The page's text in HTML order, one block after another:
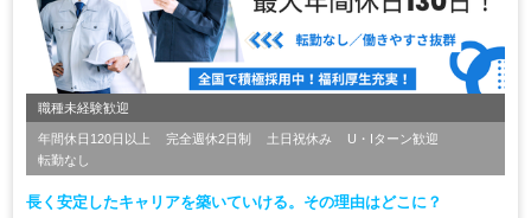
職種未経験歓迎
年間休日120日以上 完全週休2日制 土日祝休み
U・Iターン歓迎
転勤なし
長く安定したキャリアを築いていける。その理由はどこに？